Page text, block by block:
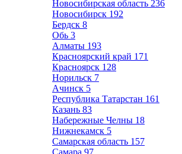
Новосибирская область 236
Новосибирск 192
Бердск 8
Обь 3
Алматы 193
Красноярский край 171
Красноярск 128
Норильск 7
Ачинск 5
Республика Татарстан 161
Казань 83
Набережные Челны 18
Нижнекамск 5
Самарская область 157
Самара 97